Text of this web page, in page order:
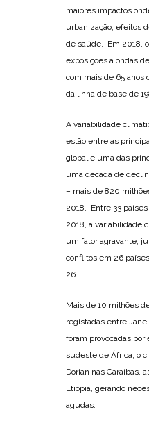
maiores impactos
urbanização, efeitos
de saúde. Em 2018,
exposições a ondas
com mais de 65 anos
da linha de base de
A variabilidade
estão entre as
global e uma das
uma década de
– mais de 820
2018. Entre 33
2018, a variabilidade
um fator agravante,
conflitos em 26
26.
Mais de 10 milhões
registadas entre
foram provocadas por
sudeste de África, o
Dorian nas Caraíbas,
Etiópia, gerando
agudas.